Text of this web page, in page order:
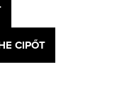
CIPŐT